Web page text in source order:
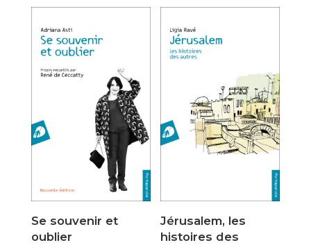
Se souvenir et
oublier
Jérusalem, les
histoires des